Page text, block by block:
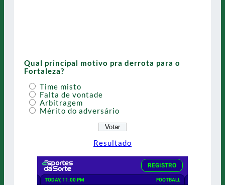
Qual principal motivo pra derrota para o
Fortaleza?
Time misto
Falta de vontade
Arbitragem
Mérito do adversário
Resultado